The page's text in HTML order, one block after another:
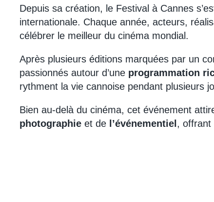
Depuis sa création, le Festival à Cannes
internationale. Chaque année, acteurs,
célébrer le meilleur du cinéma mondial.
Après plusieurs éditions marquées par un
passionnés autour d’une programmation
rythment la vie cannoise pendant plusieurs
Bien au-delà du cinéma, cet événement
photographie et de l’événementiel , offrant